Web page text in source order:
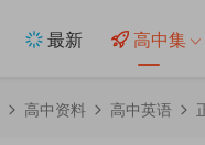
最新 高中集
高中资料 高中英语